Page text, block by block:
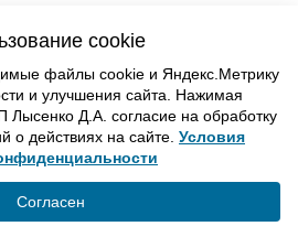
cookie
файлы cookie и Яндекс.Метрику
и улучшения сайта. Нажимая
Лысенко Д.А. согласие на обработку
о действиях на сайте. Условия
Согласен